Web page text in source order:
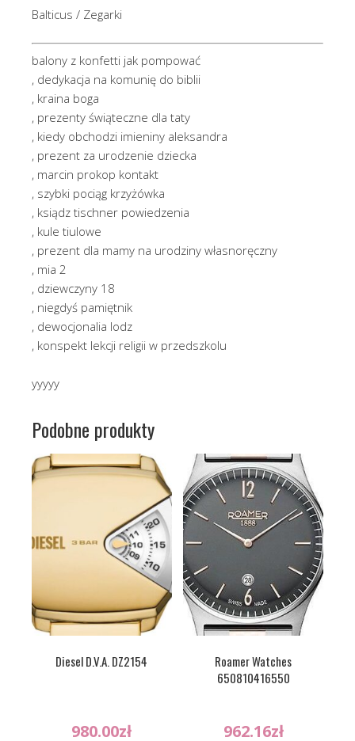
Balticus / Zegarki
balony z konfetti jak pompować
, dedykacja na komunię do biblii
, kraina boga
, prezenty świąteczne dla taty
, kiedy obchodzi imieniny aleksandra
, prezent za urodzenie dziecka
, marcin prokop kontakt
, szybki pociąg krzyżówka
, ksiądz tischner powiedzenia
, kule tiulowe
, prezent dla mamy na urodziny własnoręczny
, mia 2
, dziewczyny 18
, niegdyś pamiętnik
, dewocjonalia lodz
, konspekt lekcji religii w przedszkolu
yyyyy
Podobne produkty
Diesel D.V.A. DZ2154
980.00zł
Roamer Watches
650810416550
962.16zł